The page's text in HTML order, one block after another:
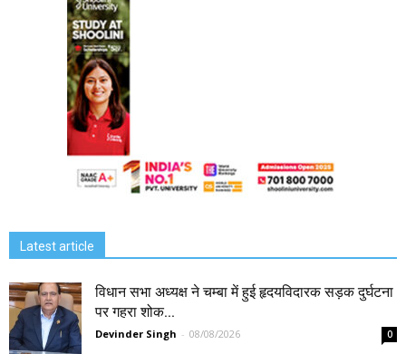
Latest article
विधान सभा अध्यक्ष ने चम्बा में हुई हृदयविदारक सड़क दुर्घटना
पर गहरा शोक...
Devinder Singh - 08/08/2026 0